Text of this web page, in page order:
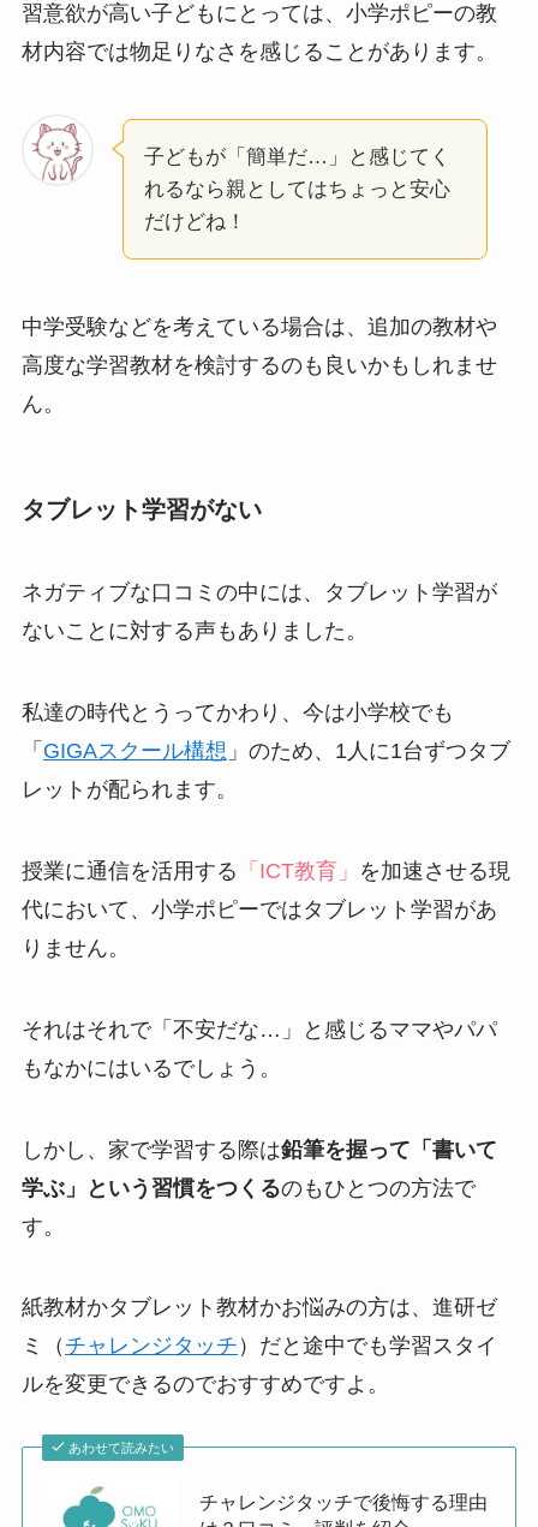
習意欲が高い子どもにとっては、小学ポピーの教
材内容では物足りなさを感じることがあります。
子どもが「簡単だ…」と感じてく
れるなら親としてはちょっと安心
だけどね！
中学受験などを考えている場合は、追加の教材や
高度な学習教材を検討するのも良いかもしれませ
ん。
タブレット学習がない
ネガティブな口コミの中には、タブレット学習が
ないことに対する声もありました。
私達の時代とうってかわり、今は小学校でも
「 GIGAスクール構想 」のため、1人に1台ずつタブ
レットが配られます。
授業に通信を活用する 「ICT教育」 を加速させる現
代において、小学ポピーではタブレット学習があ
りません。
それはそれで「不安だな…」と感じるママやパパ
もなかにはいるでしょう。
しかし、家で学習する際は鉛筆を握って「書いて
学ぶ」という習慣をつくるのもひとつの方法で
す。
紙教材かタブレット教材かお悩みの方は、進研ゼ
ミ（ チャレンジタッチ ）だと途中でも学習スタイ
ルを変更できるのでおすすめですよ。
あわせて読みたい
チャレンジタッチで後悔する理由